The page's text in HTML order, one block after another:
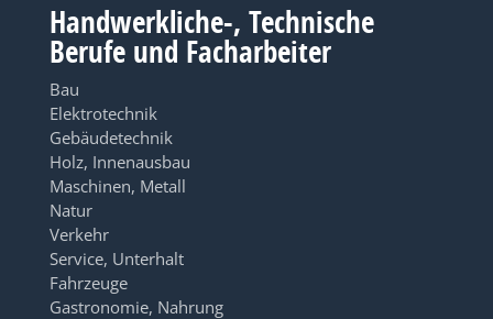
Handwerkliche-, Technische
Berufe und Facharbeiter
Bau
Elektrotechnik
Gebäudetechnik
Holz, Innenausbau
Maschinen, Metall
Natur
Verkehr
Service, Unterhalt
Fahrzeuge
Gastronomie, Nahrung